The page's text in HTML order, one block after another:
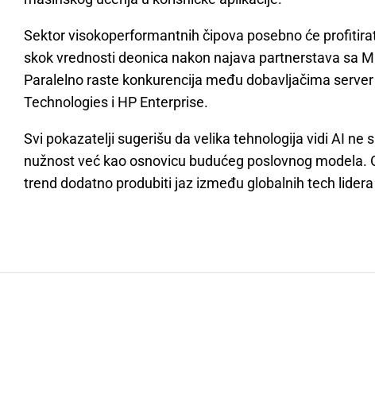
Sektor visokoperformantnih čipova posebno će
skok vrednosti deonica nakon najava partnerstava sa
Paralelno raste konkurencija među dobavljačima server
Technologies i HP Enterprise.
Svi pokazatelji sugerišu da velika tehnologija vidi AI ne
nužnost već kao osnovicu budućeg poslovnog modela.
trend dodatno produbiti jaz između globalnih tech